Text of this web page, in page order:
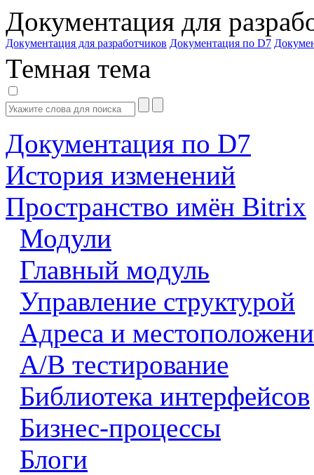
Документация для
Документация для разработчиков Документация по D7
Темная тема
Документация по D7
История изменений
Пространство имён Bitrix
Модули
Главный модуль
Управление структурой
Адреса и
А/В тестирование
Библиотека интерфейсов
Бизнес-процессы
Блоги